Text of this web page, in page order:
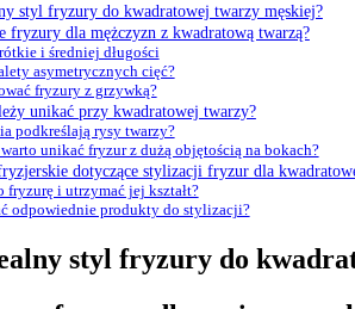
styl fryzury do kwadratowej twarzy męskiej?
fryzury dla mężczyzn z kwadratową twarzą?
i średniej długości
asymetrycznych cięć?
fryzury z grzywką?
unikać przy kwadratowej twarzy?
podkreślają rysy twarzy?
unikać fryzur z dużą objętością na bokach?
dotyczące stylizacji fryzur dla
fryzurę i utrzymać jej kształt?
odpowiednie produkty do stylizacji?
styl fryzury do